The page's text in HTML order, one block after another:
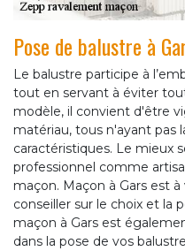
Pose de balustre à
Le balustre participe à
tout en servant à éviter
modèle, il convient d'être
matériau, tous n'ayant
caractéristiques. Le mieux
professionnel comme
maçon. Maçon à Gars est
conseiller sur le choix et la
maçon à Gars est
dans la pose de vos